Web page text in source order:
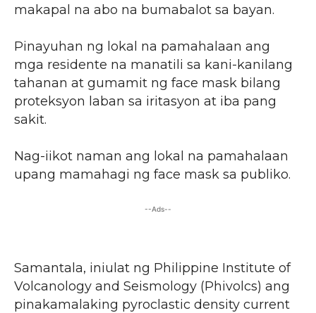
makapal na abo na bumabalot sa bayan.
Pinayuhan ng lokal na pamahalaan ang
mga residente na manatili sa kani-kanilang
tahanan at gumamit ng face mask bilang
proteksyon laban sa iritasyon at iba pang
sakit.
Nag-iikot naman ang lokal na pamahalaan
upang mamahagi ng face mask sa publiko.
--Ads--
Samantala, iniulat ng Philippine Institute of
Volcanology and Seismology (Phivolcs) ang
pinakamalaking pyroclastic density current